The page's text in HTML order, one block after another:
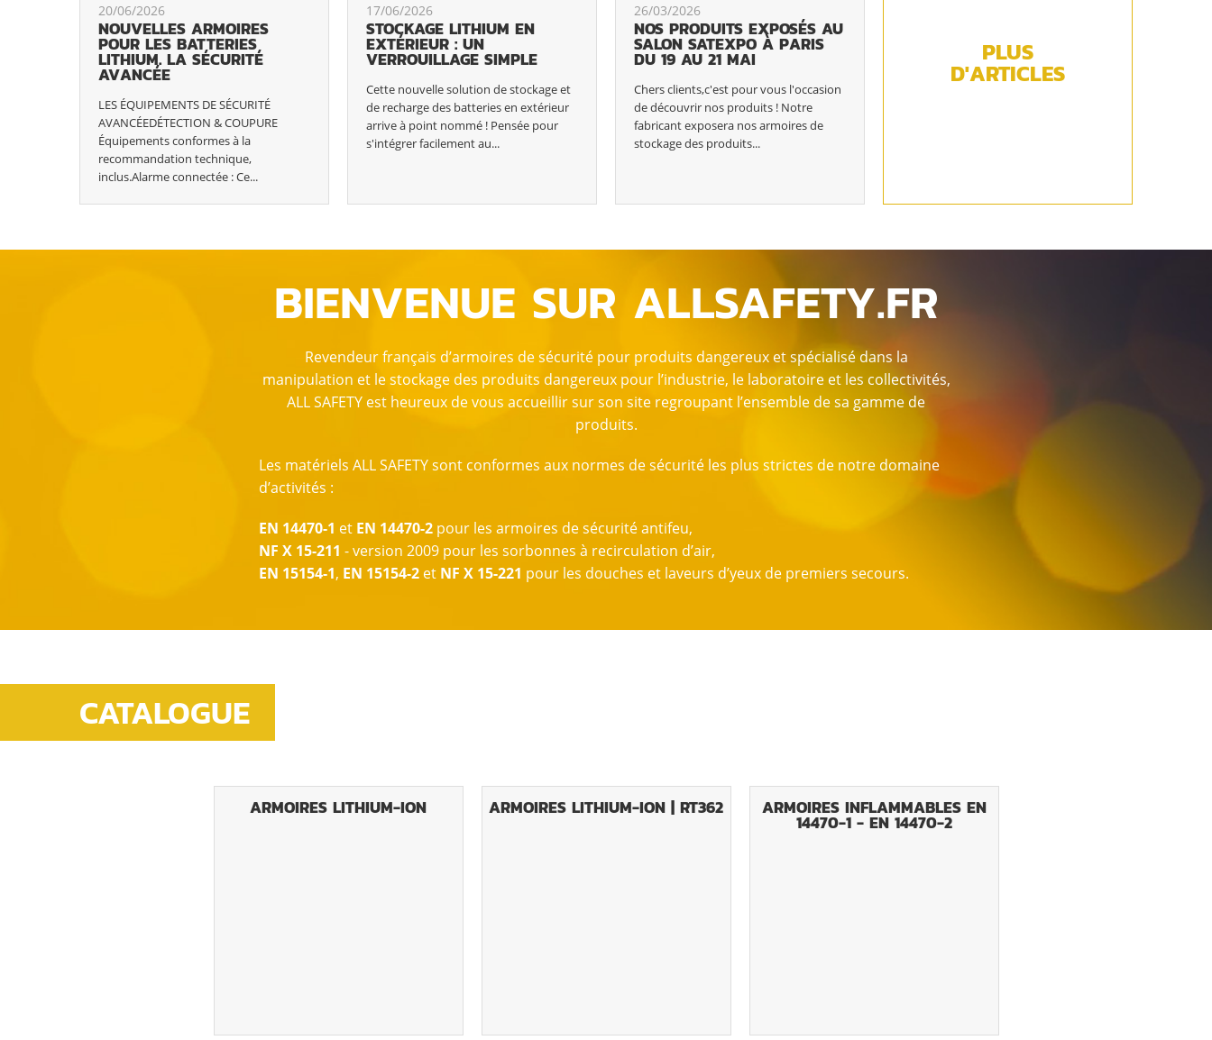
20/06/2026
NOUVELLES ARMOIRES
POUR LES BATTERIES
LITHIUM. LA SÉCURITÉ
AVANCÉE
LES ÉQUIPEMENTS DE SÉCURITÉ
AVANCÉEDÉTECTION & COUPURE
Équipements conformes à la
recommandation technique,
inclus.Alarme connectée : Ce...
17/06/2026
STOCKAGE LITHIUM EN
EXTÉRIEUR : UN
VERROUILLAGE SIMPLE
Cette nouvelle solution de stockage et
de recharge des batteries en extérieur
arrive à point nommé ! Pensée pour
s'intégrer facilement au...
26/03/2026
NOS PRODUITS EXPOSÉS AU
SALON SATEXPO À PARIS
DU 19 AU 21 MAI
Chers clients,c'est pour vous l'occasion
de découvrir nos produits ! Notre
fabricant exposera nos armoires de
stockage des produits...
PLUS
D'ARTICLES
BIENVENUE SUR ALLSAFETY.FR
Revendeur français d’armoires de sécurité pour produits dangereux et spécialisé dans la
manipulation et le stockage des produits dangereux pour l’industrie, le laboratoire et les collectivités,
ALL SAFETY est heureux de vous accueillir sur son site regroupant l’ensemble de sa gamme de
produits.
Les matériels ALL SAFETY sont conformes aux normes de sécurité les plus strictes de notre domaine
d’activités :
EN 14470-1 et EN 14470-2 pour les armoires de sécurité antifeu,
NF X 15-211 - version 2009 pour les sorbonnes à recirculation d’air,
EN 15154-1, EN 15154-2 et NF X 15-221 pour les douches et laveurs d’yeux de premiers secours.
CATALOGUE
ARMOIRES LITHIUM-ION ARMOIRES LITHIUM-ION | RT362 ARMOIRES INFLAMMABLES EN
14470-1 - EN 14470-2